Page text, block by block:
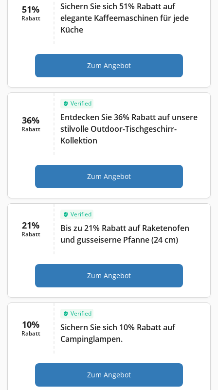
51%
Rabatt
Sichern Sie sich 51% Rabatt auf
elegante Kaffeemaschinen für jede
Küche
Zum Angebot
36%
Rabatt
Verified
Entdecken Sie 36% Rabatt auf unsere
stilvolle Outdoor-Tischgeschirr-
Kollektion
Zum Angebot
21%
Rabatt
Verified
Bis zu 21% Rabatt auf Raketenofen
und gusseiserne Pfanne (24 cm)
Zum Angebot
10%
Rabatt
Verified
Sichern Sie sich 10% Rabatt auf
Campinglampen.
Zum Angebot